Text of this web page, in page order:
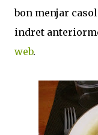
bon menjar
indret
web.